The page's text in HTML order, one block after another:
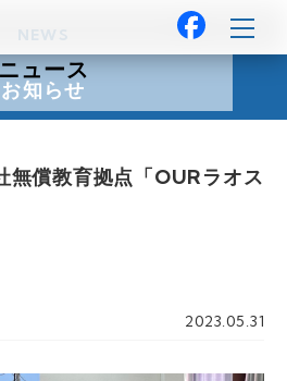
ュース
お知らせ
無償教育拠点「OURラオス
2023.05.31